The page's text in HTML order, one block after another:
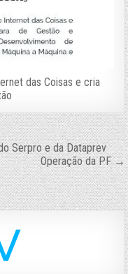
das Coisas e cria
Serpro e da Dataprev
Operação da PF →